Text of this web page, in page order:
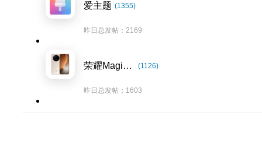
爱主题 (1355)
昨日总发帖：2169
荣耀Magic8系列 (1126)
昨日总发帖：1603